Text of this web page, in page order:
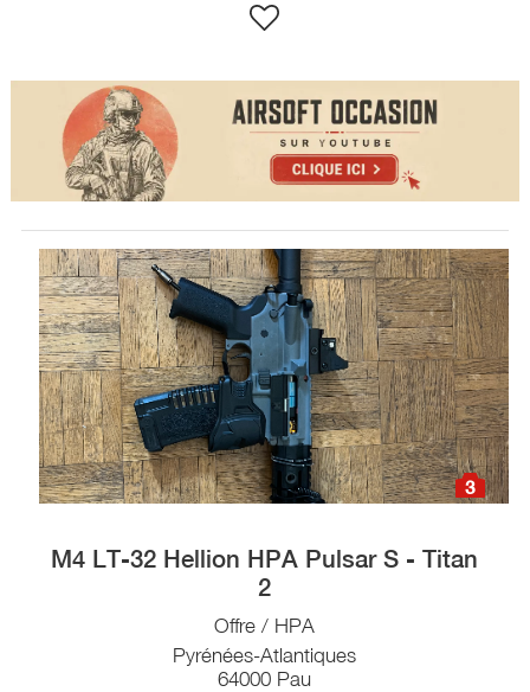
3
M4 LT-32 Hellion HPA Pulsar S - Titan
2
Offre / HPA
Pyrénées-Atlantiques
64000 Pau